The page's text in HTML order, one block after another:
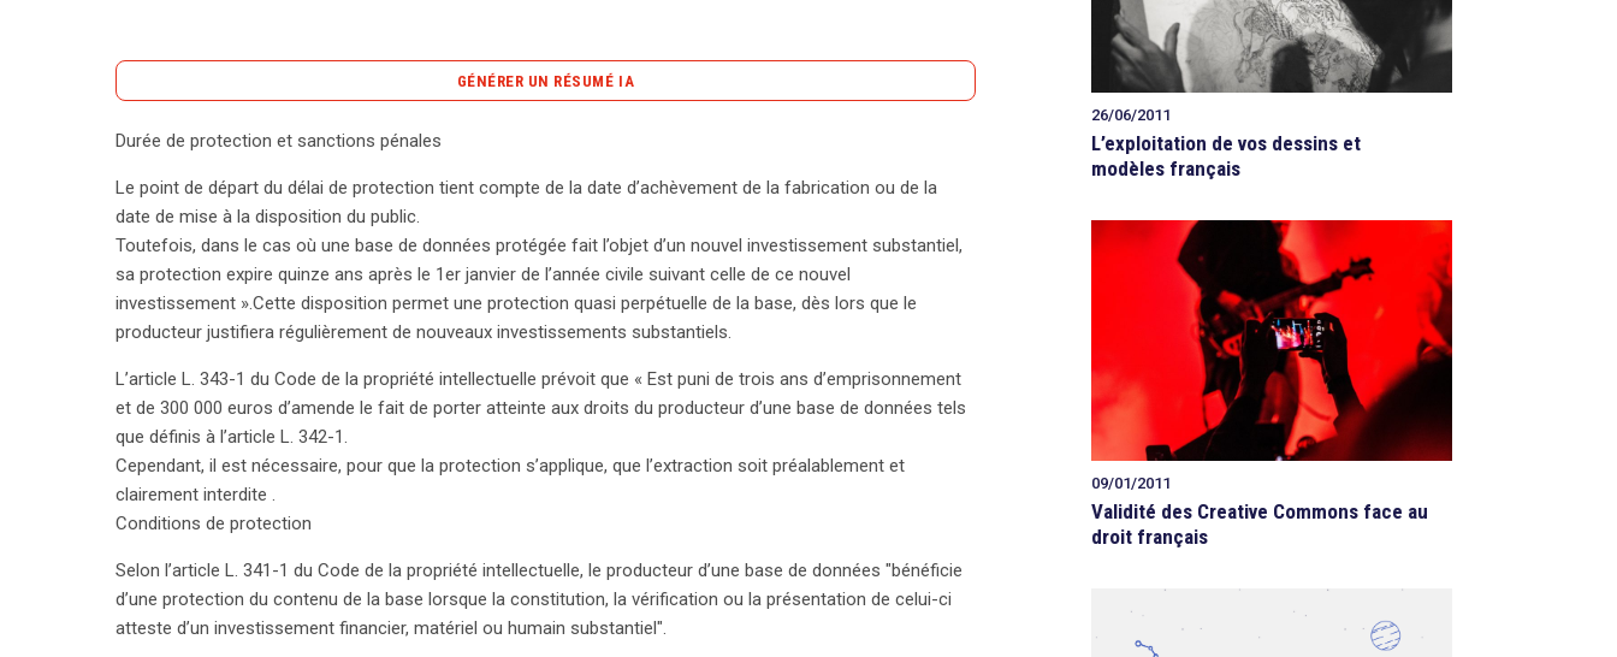
GÉNÉRER UN RÉSUMÉ IA
la durée de protection et les sanctions pénales. Le délai de protection commence à partir de
l’achèvement de la base ou de sa mise à disposition du public. Notamment, en cas d’investissement
substantiel dans la base, cette protection peut être prolongée jusqu’à quinze ans après le 1er janvier
de l’année suivant cet investissement. La loi prévoit des sanctions sévères pour ceux qui portent
atteinte aux droits des producteurs, avec des peines pouvant aller jusqu’à trois ans d’emprisonnement
et 300 000 euros d’amende. Pour bénéficier de cette protection, le producteur doit prouver qu’un
investissement substantiel a été réalisé, englobant les coûts liés à la collecte et à la vérification des
données. La loi permet également au producteur d’interdire certaines utilisations de la base, que ce
soit par extraction ou réutilisation, surtout si ces actions portent sur une partie substantielle du
contenu. Les critères de ce caractère substantiel sont définis tant qualitativement que
quantitativement. Toutefois, des exceptions existent : des extractions de parties non substantielles
peuvent être faites sans autorisation, tout comme les utilisations à des fins privées. Ainsi, la
des producteurs pour encourager l’investissement et l’innovation.
Durée de protection et sanctions pénales
Le point de départ du délai de protection tient compte de la date d’achèvement de la fabrication ou de la
date de mise à la disposition du public.
Toutefois, dans le cas où une base de données protégée fait l’objet d’un nouvel investissement substantiel,
sa protection expire quinze ans après le 1er janvier de l’année civile suivant celle de ce nouvel
investissement ».Cette disposition permet une protection quasi perpétuelle de la base, dès lors que le
producteur justifiera régulièrement de nouveaux investissements substantiels.
L’article L. 343-1 du Code de la propriété intellectuelle prévoit que « Est puni de trois ans d’emprisonnement
et de 300 000 euros d’amende le fait de porter atteinte aux droits du producteur d’une base de données tels
que définis à l’article L. 342-1.
Cependant, il est nécessaire, pour que la protection s’applique, que l’extraction soit préalablement et
clairement interdite .
Conditions de protection
Selon l’article L. 341-1 du Code de la propriété intellectuelle, le producteur d’une base de données "bénéficie
d’une protection du contenu de la base lorsque la constitution, la vérification ou la présentation de celui-ci
atteste d’un investissement financier, matériel ou humain substantiel".
26/06/2011
L’exploitation de vos dessins et
modèles français
09/01/2011
Validité des Creative Commons face au
droit français